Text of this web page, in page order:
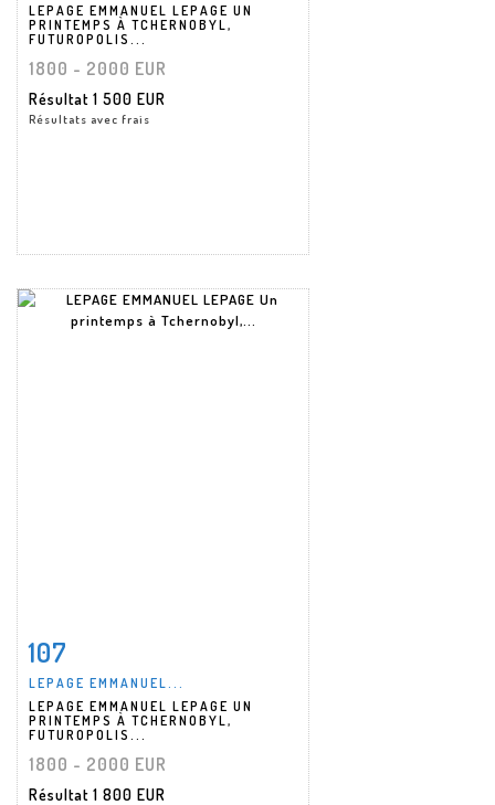
LEPAGE EMMANUEL LEPAGE UN
PRINTEMPS À TCHERNOBYL,
FUTUROPOLIS...
1800 - 2000 EUR
Résultat 1 500 EUR
Résultats avec frais
Fiche détaillée
107
LEPAGE EMMANUEL...
LEPAGE EMMANUEL LEPAGE UN
PRINTEMPS À TCHERNOBYL,
FUTUROPOLIS...
1800 - 2000 EUR
Résultat 1 800 EUR